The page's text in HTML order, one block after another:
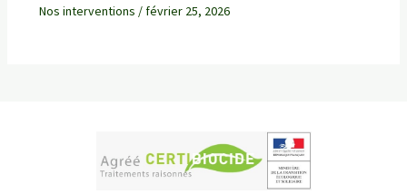
Nos interventions /février 25, 2026